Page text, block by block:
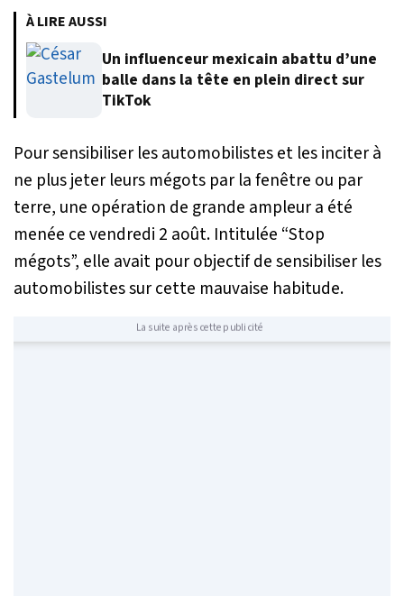
À LIRE AUSSI
Un influenceur mexicain abattu d’une
balle dans la tête en plein direct sur
TikTok
Pour sensibiliser les automobilistes et les inciter à
ne plus jeter leurs mégots par la fenêtre ou par
terre, une opération de grande ampleur a été
menée ce vendredi 2 août. Intitulée “Stop
mégots”, elle avait pour objectif de sensibiliser les
automobilistes sur cette mauvaise habitude.
La suite après cette publicité